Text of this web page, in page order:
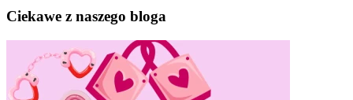
Ciekawe z naszego bloga